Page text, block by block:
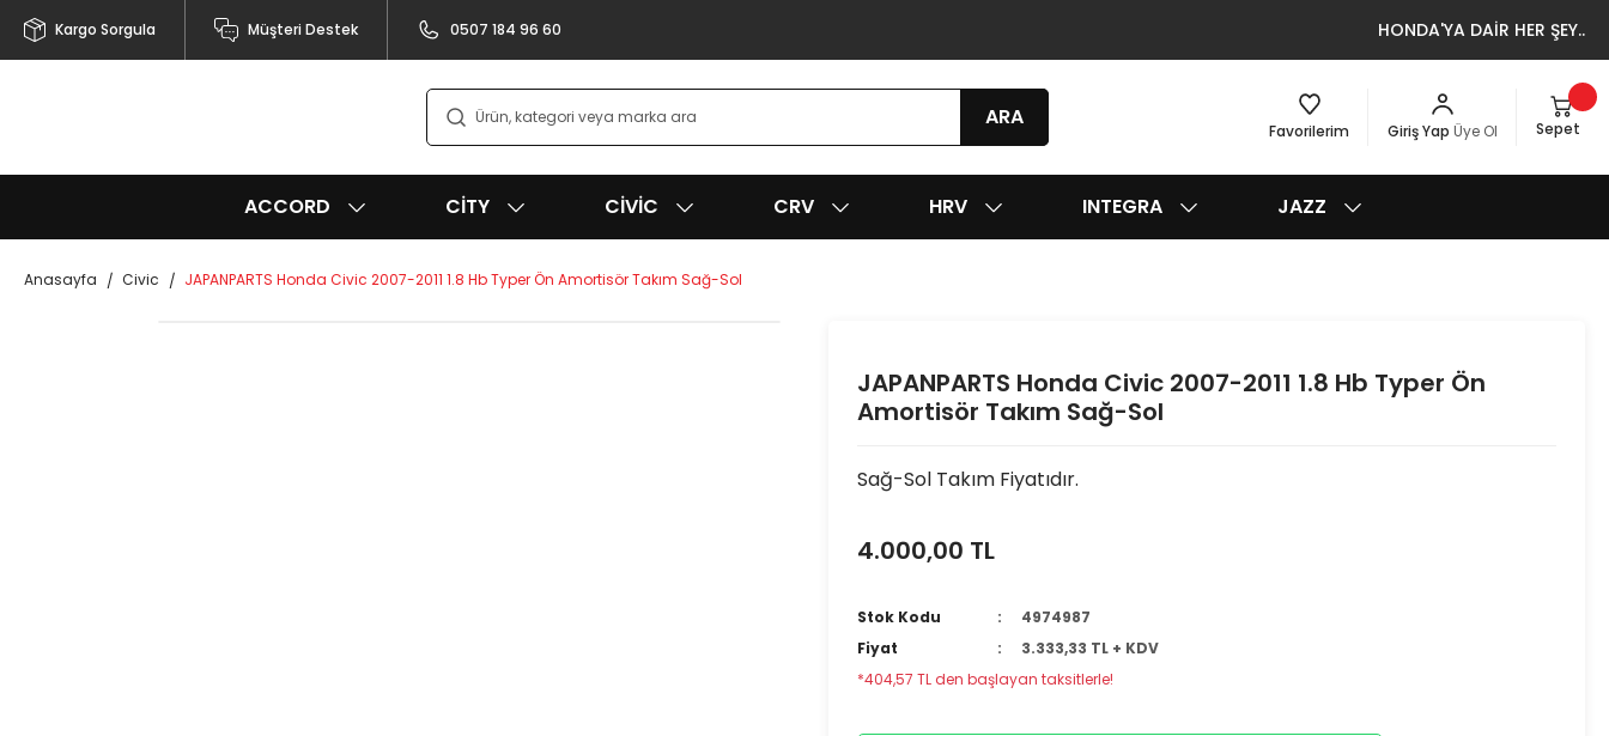
Kargo Sorgula Müşteri Destek 0507 184 96 60 HONDA'YA DAİR HER ŞEY..
ARA
Favorilerim Giriş Yap Üye Ol Sepet
ACCORD CITY CIVIC CRV HRV INTEGRA JAZZ
Anasayfa Civic JAPANPARTS Honda Civic 2007-2011 1.8 Hb Typer Ön Amortisör Takım Sağ-Sol
JAPANPARTS Honda Civic 2007-2011 1.8 Hb Typer Ön
Amortisör Takım Sağ-Sol
Sağ-Sol Takım Fiyatıdır.
4.000,00 TL
Stok Kodu
4974987
Fiyat
3.333,33 TL + KDV
*404,57 TL den başlayan taksitlerle!